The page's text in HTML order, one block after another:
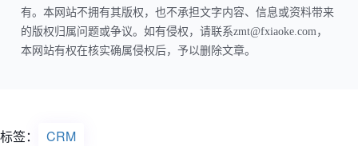
有。本网站不拥有其版权，也不承担文字内容、信息或资料带来
的版权归属问题或争议。如有侵权，请联系zmt@fxiaoke.com，
本网站有权在核实确属侵权后，予以删除文章。
标签： CRM